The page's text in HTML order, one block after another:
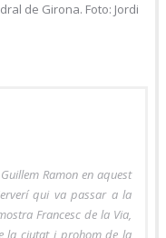
Ramon en aquest
qui va passar a la
Francesc de la Via,
la ciutat i prohom de la